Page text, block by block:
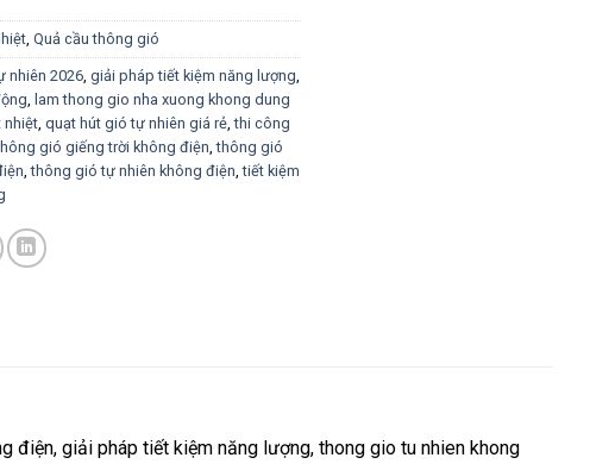
Quả cầu thông gió
nhiên 2026 giải pháp tiết kiệm năng lượng
lam thong gio nha xuong khong dung
nhiệt quạt hút gió tự nhiên giá rẻ ,thi công
gió giếng trời không điện ,thông gió
,thông gió tự nhiên không điện ,tiết kiệm
điện, giải pháp tiết kiệm năng lượng, thong gio tu nhien khong